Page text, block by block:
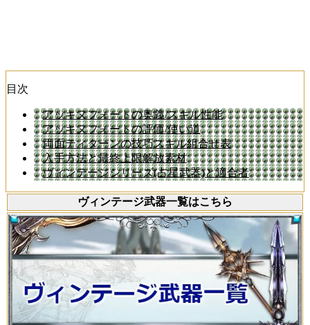
目次
アッキヌフォートの奥義/スキル性能
アッキヌフォートの評価/使い道
両面ティターンの技巧スキル組合せ表
入手方法と最終上限解放素材
ヴィンテージシリーズ(占星武器)と適合者
ヴィンテージ武器一覧はこちら